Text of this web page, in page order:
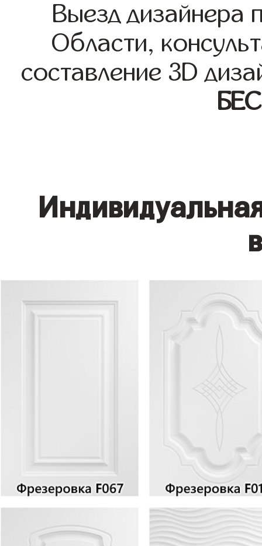
Выезд дизайнера
Области,
составление 3D